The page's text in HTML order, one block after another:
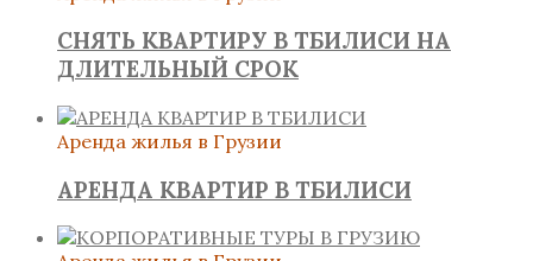
СНЯТЬ КВАРТИРУ В ТБИЛИСИ НА
ДЛИТЕЛЬНЫЙ СРОК
Аренда жилья в Грузии
АРЕНДА КВАРТИР В ТБИЛИСИ